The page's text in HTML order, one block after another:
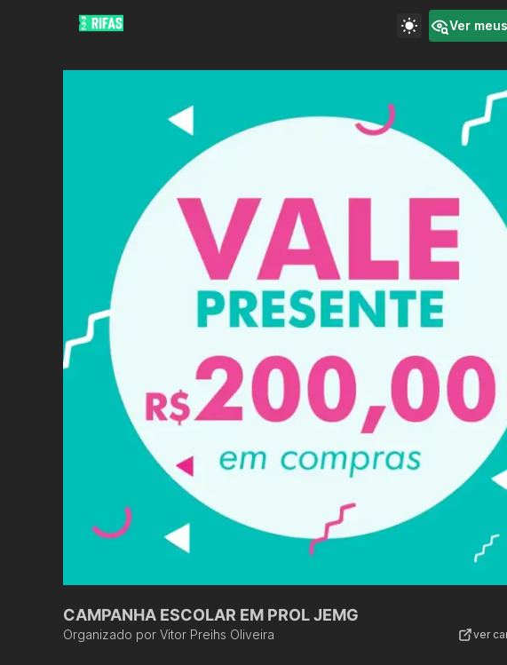
Ver
CAMPANHA ESCOLAR EM PROL JEMG
Organizado por Vitor Preihs Oliveira ver